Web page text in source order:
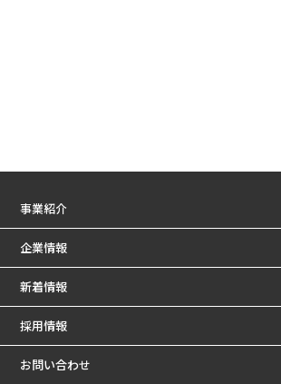
事業紹介
企業情報
新着情報
採用情報
お問い合わせ